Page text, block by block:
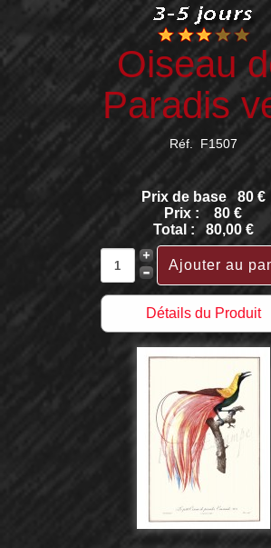
Oiseau
Paradis
Réf. F1507
Prix de base
80 €
Prix :
80 €
Total :
80,00 €
Détails du Produit